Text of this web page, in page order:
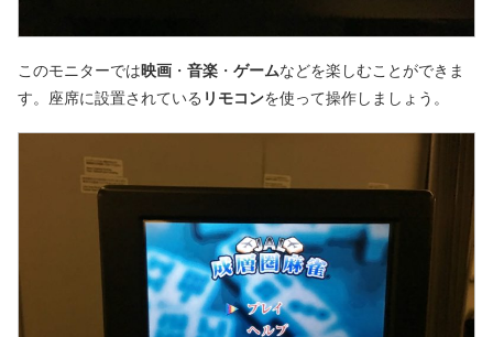
このモニターでは映画 ・ 音楽 ・ ゲームなどを楽しむことができま
す。座席に設置されている リモコンを使って操作しましょう。